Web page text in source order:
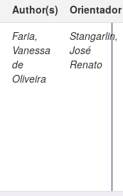
Author(s)
Orientador
Faria,
Vanessa
de
Oliveira
Stangarlin,
José
Renato